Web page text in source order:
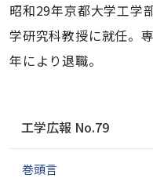
昭和29年京都大学工学
学研究科教授に就任。
年により退職。
ゲ
工学広報 No.79
巻頭言